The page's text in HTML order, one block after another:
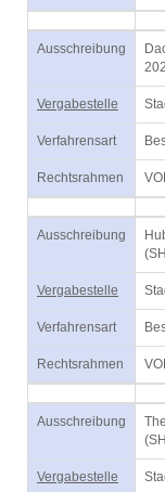
Ausschreibung
Vergabestelle
Verfahrensart
Rechtsrahmen
Ausschreibung
Vergabestelle
Verfahrensart
Rechtsrahmen
Ausschreibung
Vergabestelle